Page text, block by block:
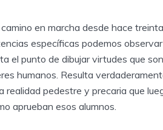
en marcha desde hace
específicas podemos
el punto de dibujar virtudes que son
humanos. Resulta
pedestre y precaria que
aprueban esos alumnos.